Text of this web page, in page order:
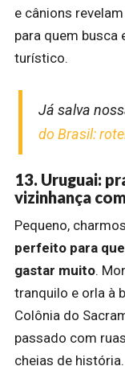
e cânions
para quem busca
turístico.
Já salva
do Brasil:
13. Uruguai:
vizinhança
Pequeno,
perfeito para
gastar muito.
tranquilo e orla à
Colônia do
passado com
cheias de história.